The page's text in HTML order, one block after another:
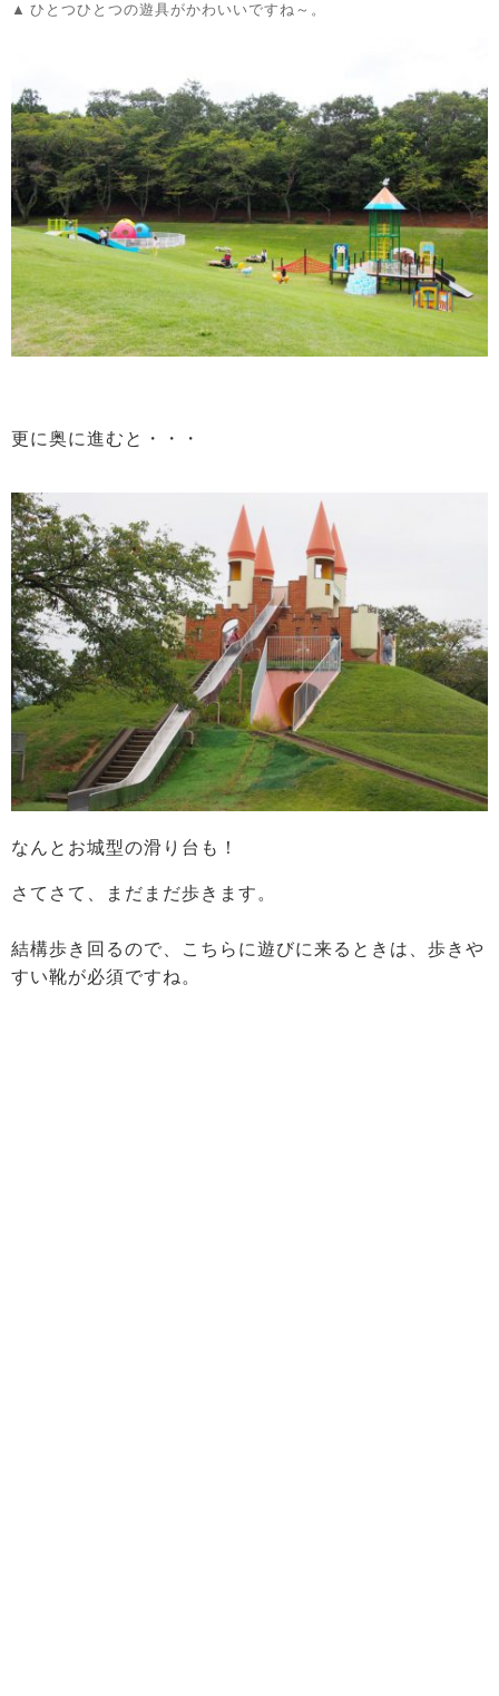
ひとつひとつの遊具がかわいいですね～。
更に奥に進むと・・・
なんとお城型の滑り台も！
さてさて、まだまだ歩きます。
結構歩き回るので、こちらに遊びに来るときは、歩きや
すい靴が必須ですね。